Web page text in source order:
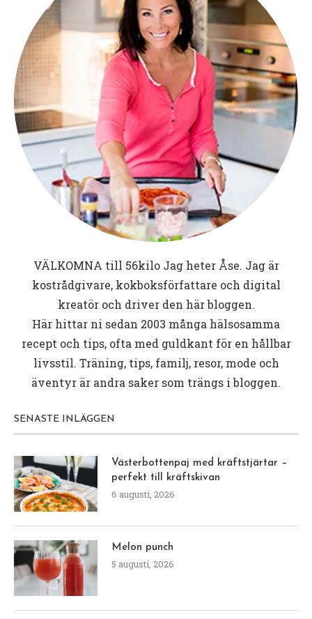
VÄLKOMNA till 56kiloJag heter Åse. Jag är
kostrådgivare, kokboksförfattare och digital
kreatör och driver den här bloggen.
Här hittar ni sedan 2003 många hälsosamma
recept och tips, ofta med guldkant för en hållbar
livsstil. Träning, tips, familj, resor, mode och
äventyr är andra saker som trängs i bloggen.
SENASTE INLÄGGEN
Västerbottenpaj med kräftstjärtar –
perfekt till kräftskivan
6 augusti, 2026
Melon punch
5 augusti, 2026